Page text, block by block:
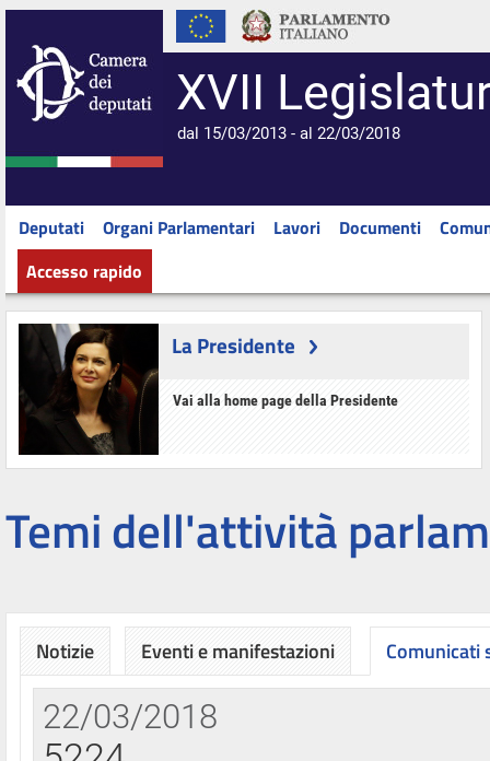
XVII
dal 15/03/2013 - al 22/03/2018
Deputati Organi Parlamentari Lavori Documenti
Accesso rapido
La Presidente
Vai alla home page della Presidente
Temi dell'attività
Notizie Eventi e manifestazioni Comunicati
22/03/2018